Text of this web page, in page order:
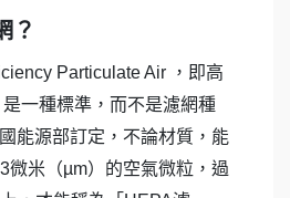
？
Particulate Air ，即高
一種標準，而不是濾網種
能源部訂定，不論材質，能
微米（µm）的空氣微粒，過